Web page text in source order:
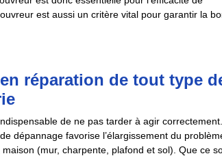
est aussi un critère vital pour garantir la
réparation de tout type
de ne pas tarder à agir
dépannage favorise l’élargissement du
(mur, charpente, plafond et sol). Que ce